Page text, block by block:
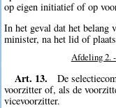
op eigen initiatief of op
In het geval dat het belang
minister, na het lid of
Afdeling 2.
Art. 13.
De
voorzitter of, als de
vicevoorzitter.